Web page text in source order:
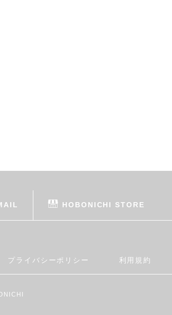
HOBONICHI STORE
プライバシーポリシー 利用規約